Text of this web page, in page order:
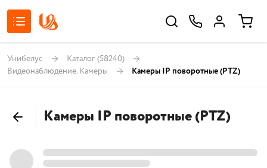
Унибелус Каталог (58240)
Видеонаблюдение. Камеры
Камеры IP поворотные (PTZ)
Камеры IP поворотные (PTZ)